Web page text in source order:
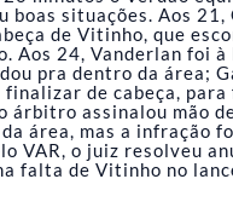
boas situações. Aos 21,
de Vitinho, que
Aos 24, Vanderlan foi à
pra dentro da área;
finalizar de cabeça, para
árbitro assinalou mão
área, mas a infração
VAR, o juiz resolveu
falta de Vitinho no